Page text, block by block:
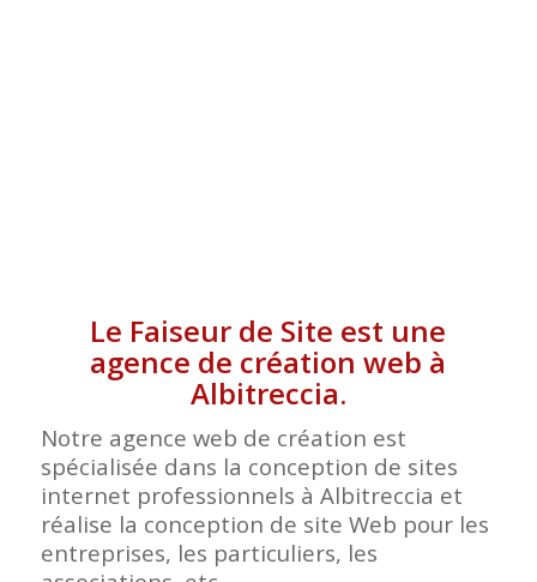
Le Faiseur de Site est une
agence de création web à
Albitreccia.
Notre agence web de création est
spécialisée dans la conception de sites
internet professionnels à Albitreccia et
réalise la conception de site Web pour les
entreprises, les particuliers, les